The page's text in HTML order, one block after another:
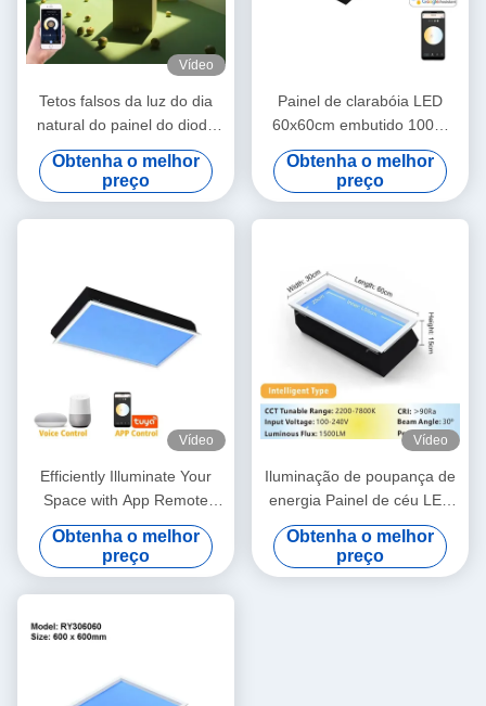
Vídeo
Tetos falsos da luz do dia
natural do painel do diodo
emissor de luz do céu azul
1200x600 Dimmable
Obtenha o melhor
preço
Painel de clarabóia LED
60x60cm embutido 100W
110VAC 7800K Dimerizável
Obtenha o melhor
preço
Vídeo
Efficiently Illuminate Your
Space with App Remote
Control Artificial Sky Light
L1200*W600*H295mm
Obtenha o melhor
preço
Vídeo
Iluminação de poupança de
energia Painel de céu LED
para teto Altura de reserva
300mm
L600*W300*H150mm 40W
Obtenha o melhor
preço